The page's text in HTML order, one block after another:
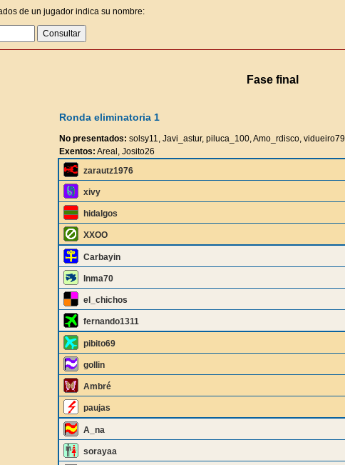
de un jugador indica su nombre:
Fase final
Ronda eliminatoria 1
No presentados: solsy11, Javi_astur, piluca_100, Amo_rdisco, vidueiro79
Exentos: Areal, Josito26
zarautz1976
xivy
hidalgos
XXOO
Carbayin
Inma70
el_chichos
fernando1311
pibito69
gollin
Ambré
paujas
A_na
sorayaa